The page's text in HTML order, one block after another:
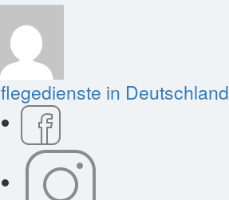
in Deutschland